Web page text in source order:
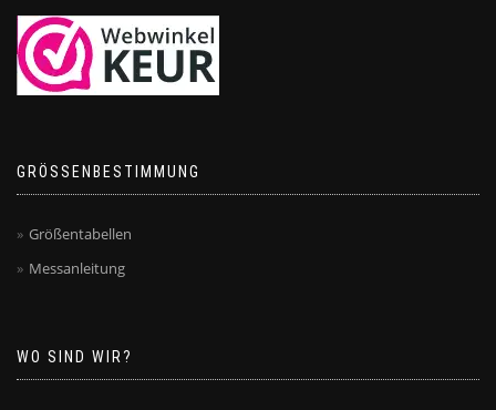
GRÖSSENBESTIMMUNG
Größentabellen
Messanleitung
WO SIND WIR?